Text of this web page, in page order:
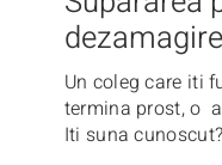
dezamagire
Un coleg care iti
termina prost, o
Iti suna cunoscut?